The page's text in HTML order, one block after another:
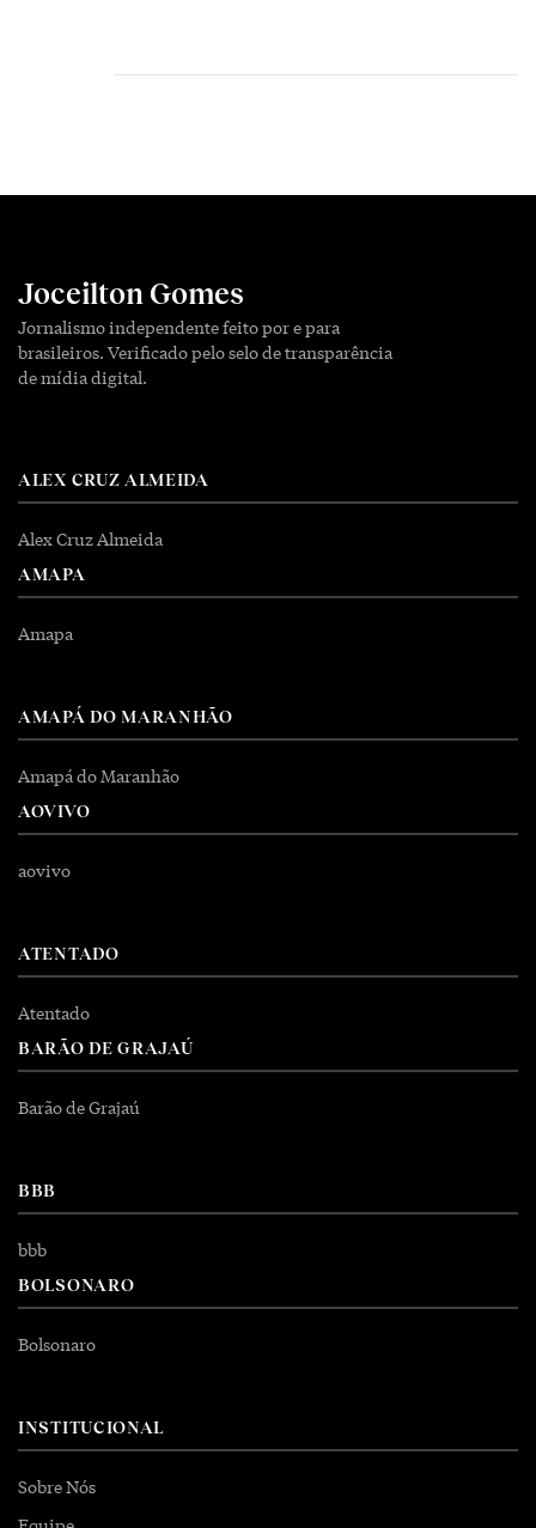
Joceilton Gomes
Jornalismo independente feito por e para
brasileiros. Verificado pelo selo de transparência
de mídia digital.
ALEX CRUZ ALMEIDA
Alex Cruz Almeida
AMAPA
Amapa
AMAPÁ DO MARANHÃO
Amapá do Maranhão
AOVIVO
aovivo
ATENTADO
Atentado
BARÃO DE GRAJAÚ
Barão de Grajaú
BBB
bbb
BOLSONARO
Bolsonaro
INSTITUCIONAL
Sobre Nós